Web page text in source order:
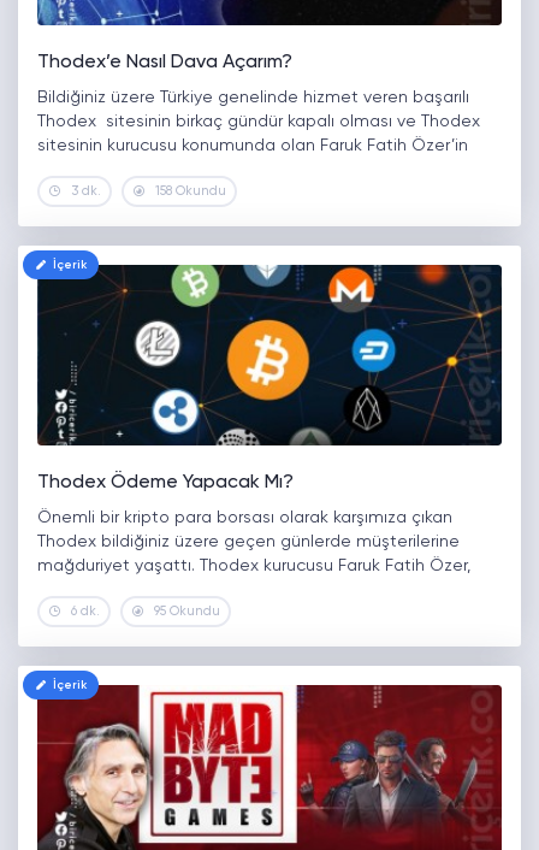
Thodex’e Nasıl Dava Açarım?
Bildiğiniz üzere Türkiye genelinde hizmet veren başarılı
Thodex sitesinin birkaç gündür kapalı olması ve Thodex
sitesinin kurucusu konumunda olan Faruk Fatih Özer’in
vermiştir. Dolandırıldığını düşünen kişiler de Thodex’e
3 dk. 158 Okundu
İçerik
Thodex Ödeme Yapacak Mı?
Önemli bir kripto para borsası olarak karşımıza çıkan
Thodex bildiğiniz üzere geçen günlerde müşterilerine
mağduriyet yaşattı. Thodex kurucusu Faruk Fatih Özer,
Milyar Dolar ile yurt dışına çıkması…
6 dk. 95 Okundu
İçerik